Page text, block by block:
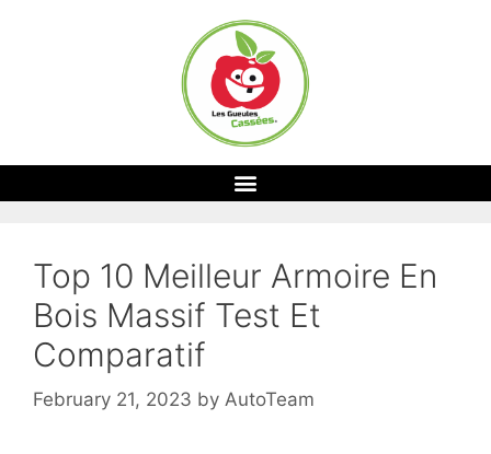
Top 10 Meilleur Armoire En
Bois Massif Test Et
Comparatif
February 21, 2023 by AutoTeam